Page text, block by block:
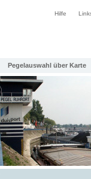
Hilfe
Pegelauswahl über Karte